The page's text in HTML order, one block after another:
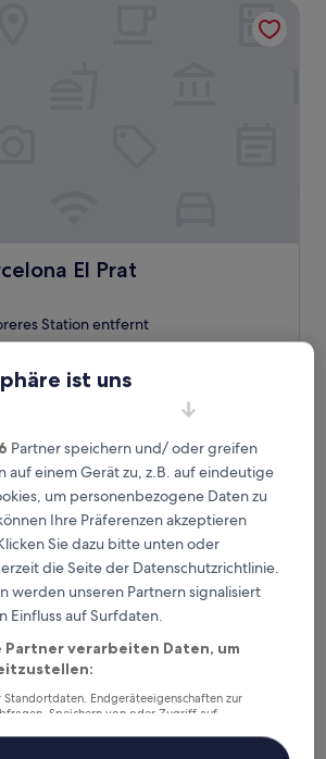
El Prat
El Prat
Station entfernt
121 €
inkl. Steuern & Gebühren
Hotel
ist uns
Partner speichern und/ oder greifen
auf einem Gerät zu, z.B. auf eindeutige
um personenbezogene Daten zu
Ihre Präferenzen akzeptieren
Sie dazu bitte unten oder
die Seite der Datenschutzrichtlinie.
werden unseren Partnern signalisiert
Einfluss auf Surfdaten.
Partner verarbeiten Daten, um
Standortdaten. Endgeräteeigenschaften zur
Speichern von oder Zugriff auf
und der Performance von Inhalten,